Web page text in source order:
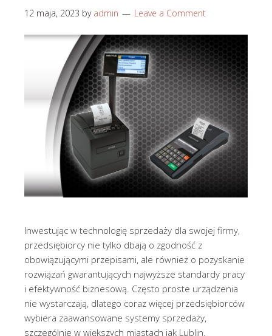
12 maja, 2023 by admin Leave a Comment
Inwestując w technologię sprzedaży dla swojej firmy,
przedsiębiorcy nie tylko dbają o zgodność z
obowiązującymi przepisami, ale również o pozyskanie
rozwiązań gwarantujących najwyższe standardy pracy
i efektywność biznesową. Często proste urządzenia
nie wystarczają, dlatego coraz więcej przedsiębiorców
wybiera zaawansowane systemy sprzedaży,
szczególnie w większych miastach jak Lublin.